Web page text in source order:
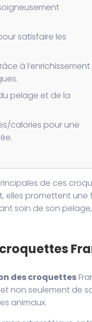
satisfaire les
à l’enrichissement
pelage et de la
calories pour une
de ces
elles promettent
soin de son
des croquettes
non seulement de
animaux.